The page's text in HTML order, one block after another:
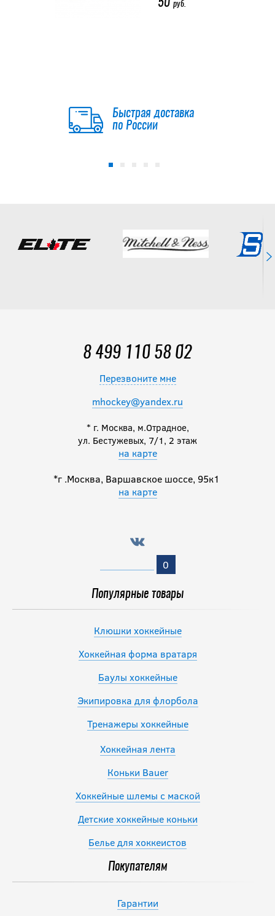
50 руб.
50руб.
Быстрая доставка
по России
8 499 110 58 02
Перезвоните мне
mhockey@yandex.ru
* г. Москва, м.Отрадное,
ул. Бестужевых, 7/1, 2 этаж
на карте
*г .Москва, Варшавское шоссе, 95к1
на карте
0
Популярные товары
Клюшки хоккейные
Хоккейная форма вратаря
Баулы хоккейные
Экипировка для флорбола
Тренажеры хоккейные
Хоккейная лента
Коньки Bauer
Хоккейные шлемы с маской
Детские хоккейные коньки
Белье для хоккеистов
Покупателям
Гарантии